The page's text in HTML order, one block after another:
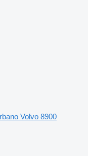
Volvo 8900